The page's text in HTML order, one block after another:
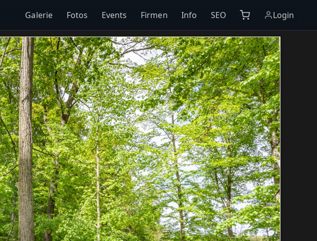
Galerie Fotos Events Firmen Info SEO Login